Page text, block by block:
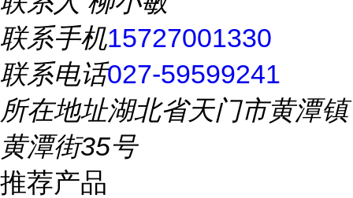
联系手机15727001330
联系电话027-59599241
所在地址湖北省天门市黄潭镇
黄潭街35号
推荐产品